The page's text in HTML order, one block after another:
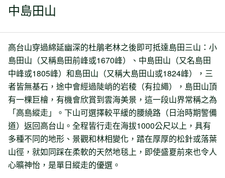
中島田山
高台山穿過綿延幽深的杜鵑老林之後即可抵達島田三山：小
島田山（又稱島田前峰或1670峰）、中島田山（又名島田
中峰或1805峰）和島田山（又稱大島田山或1824峰），三
者皆無基石，途中會經過陡峭的岩稜（有拉繩），島田山頂
有一棵巨檜，有機會欣賞到雲海美景，這一段山界常稱之為
「高島縱走」。下山可選擇較平緩的腰繞路（日治時期警備
道）返回高台山。全程皆行走在海拔1000公尺以上，具有
多種不同的地形、景觀和林相變化，踏在厚厚的松針或落葉
山徑，就如同踩在柔軟的天然地毯上，即使盛夏前來也令人
心曠神怡，是單日縱走的優選。